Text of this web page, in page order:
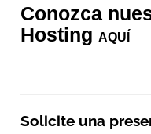
Conozca
HostingAQUÍ
Solicite una